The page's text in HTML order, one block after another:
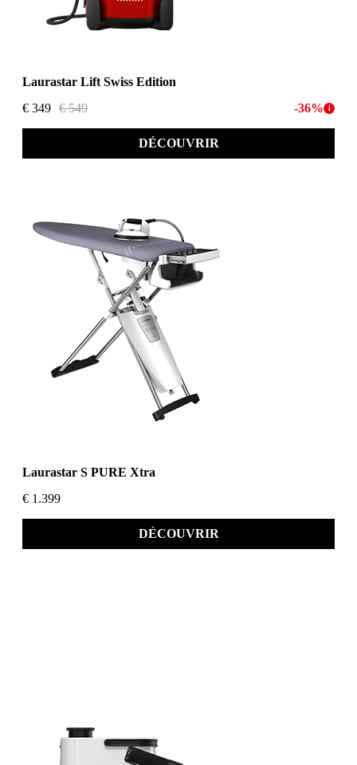
Laurastar Lift Swiss Edition
€ 349 € 549 -36% i
DÉCOUVRIR
Laurastar S PURE Xtra
€ 1.399
DÉCOUVRIR